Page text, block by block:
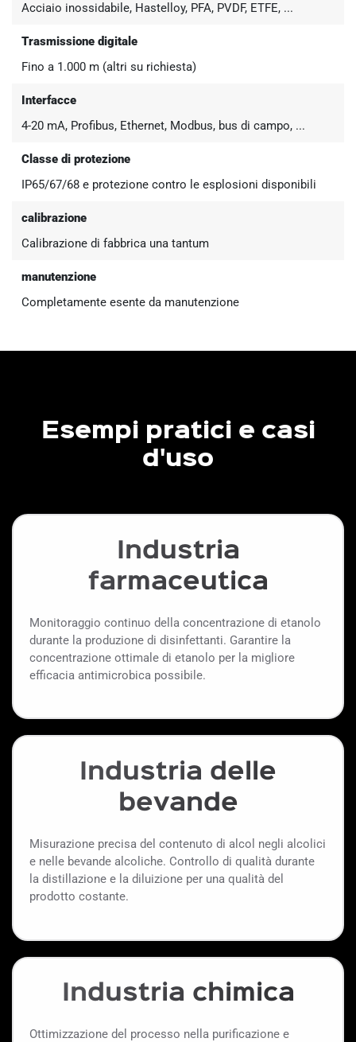
Acciaio inossidabile, Hastelloy, PFA, PVDF, ETFE, ...
Trasmissione digitale
Fino a 1.000 m (altri su richiesta)
Interfacce
4-20 mA, Profibus, Ethernet, Modbus, bus di campo, ...
Classe di protezione
IP65/67/68 e protezione contro le esplosioni disponibili
calibrazione
Calibrazione di fabbrica una tantum
manutenzione
Completamente esente da manutenzione
Esempi pratici e casi
d'uso
Industria
farmaceutica
Monitoraggio continuo della concentrazione di etanolo
durante la produzione di disinfettanti. Garantire la
concentrazione ottimale di etanolo per la migliore
efficacia antimicrobica possibile.
Industria delle
bevande
Misurazione precisa del contenuto di alcol negli alcolici
e nelle bevande alcoliche. Controllo di qualità durante
la distillazione e la diluizione per una qualità del
prodotto costante.
Industria chimica
Ottimizzazione del processo nella purificazione e